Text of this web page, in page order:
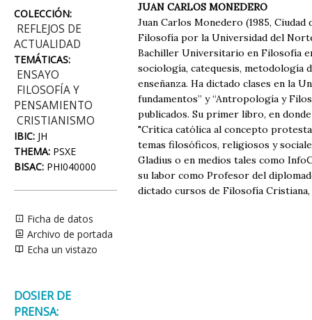
COLECCIÓN:
REFLEJOS DE
ACTUALIDAD
TEMÁTICAS:
ENSAYO
FILOSOFÍA Y
PENSAMIENTO
CRISTIANISMO
IBIC: JH
THEMA: PSXE
BISAC: PHI040000
Ficha de datos
Archivo de portada
Echa un vistazo
DOSIER DE
PRENSA:
JUAN CARLOS MONEDERO
Juan Carlos Monedero (1985,
Filosofía por la Universidad del
Bachiller Universitario en Filosofía
sociología, catequesis, metodología
enseñanza. Ha dictado clases en la
fundamentos” y “Antropología y
publicados. Su primer libro, en
"Crítica católica al concepto
temas filosóficos, religiosos y
Gladius o en medios tales como
su labor como Profesor del
dictado cursos de Filosofía